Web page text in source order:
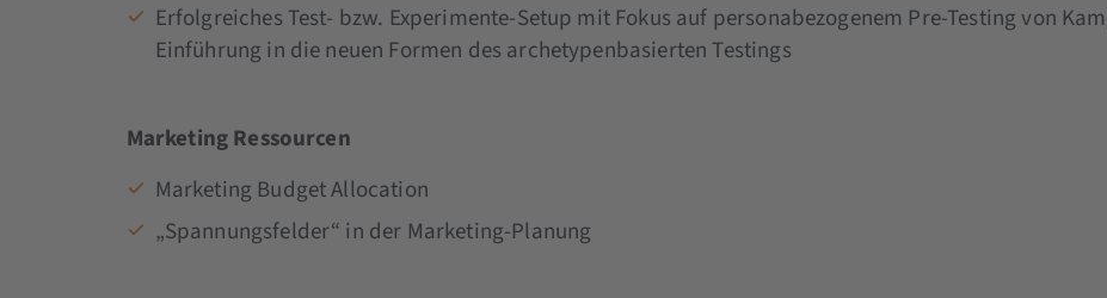
Erfolgreiches Test- bzw. Experimente-Setup mit Fokus auf personabezogenem Pre-Testing von
Einführung in die neuen Formen des archetypenbasierten Testings
Marketing Ressourcen
Marketing Budget Allocation
„Spannungsfelder“ in der Marketing-Planung